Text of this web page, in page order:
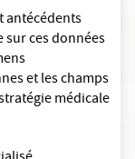
antécédents
sur ces données
et les champs
médicale